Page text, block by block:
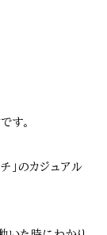
す。
」のカジュアル